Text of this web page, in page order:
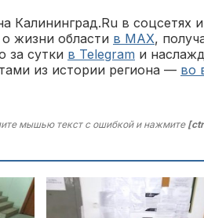
Калининград.Ru в соцсетях
жизни области в MAX,
за сутки в Telegram и
из истории региона — во
мышью текст с ошибкой и нажмите